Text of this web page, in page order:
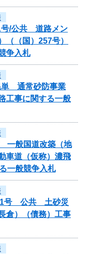
号/公共 道路メン
（（国）257号）
争入札
単 通常砂防事業
工事に関する一般
一般国道改築（地
車道（仮称）濃飛
一般競争入札
1号 公共 土砂災
倉）（債務）工事